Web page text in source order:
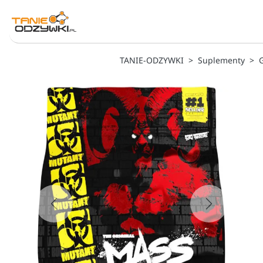
TANIE-ODZYWKI Suplementy
Previous Next